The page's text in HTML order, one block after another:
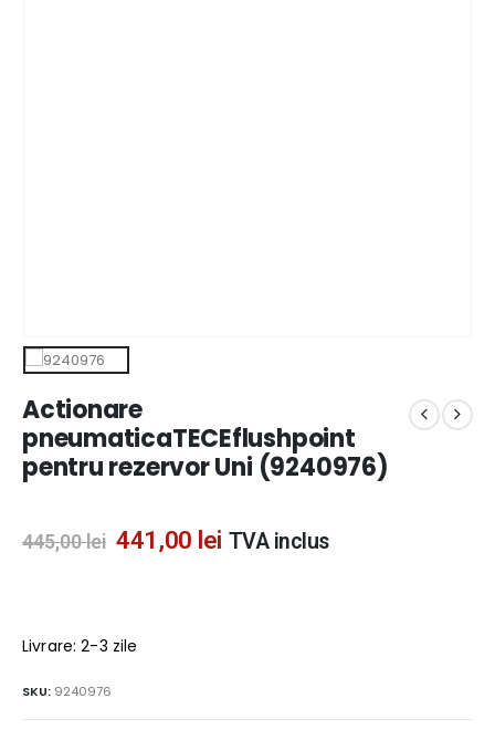
Actionare
pneumaticaTECEflushpoint
pentru rezervor Uni (9240976)
445,00lei 441,00 lei TVA inclus
Livrare: 2-3 zile
SKU: 9240976